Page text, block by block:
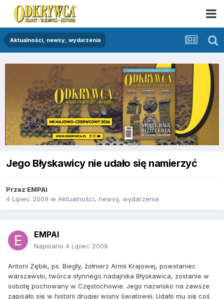
Aktualności, newsy, wydarzenia
Jego Błyskawicy nie udało się namierzyć
Przez EMPAI
4 Lipiec 2009 w Aktualności, newsy, wydarzenia
EMPAI
Napisano 4 Lipiec 2009
Antoni Zębik, ps. Biegły, żołnierz Armii Krajowej, powstaniec
warszawski, twórca słynnego nadajnika Błyskawica, zostanie w
sobotę pochowany w Częstochowie. Jego nazwisko na zawsze
zapisało się w historii drugiej wojny światowej. Udało mu się coś